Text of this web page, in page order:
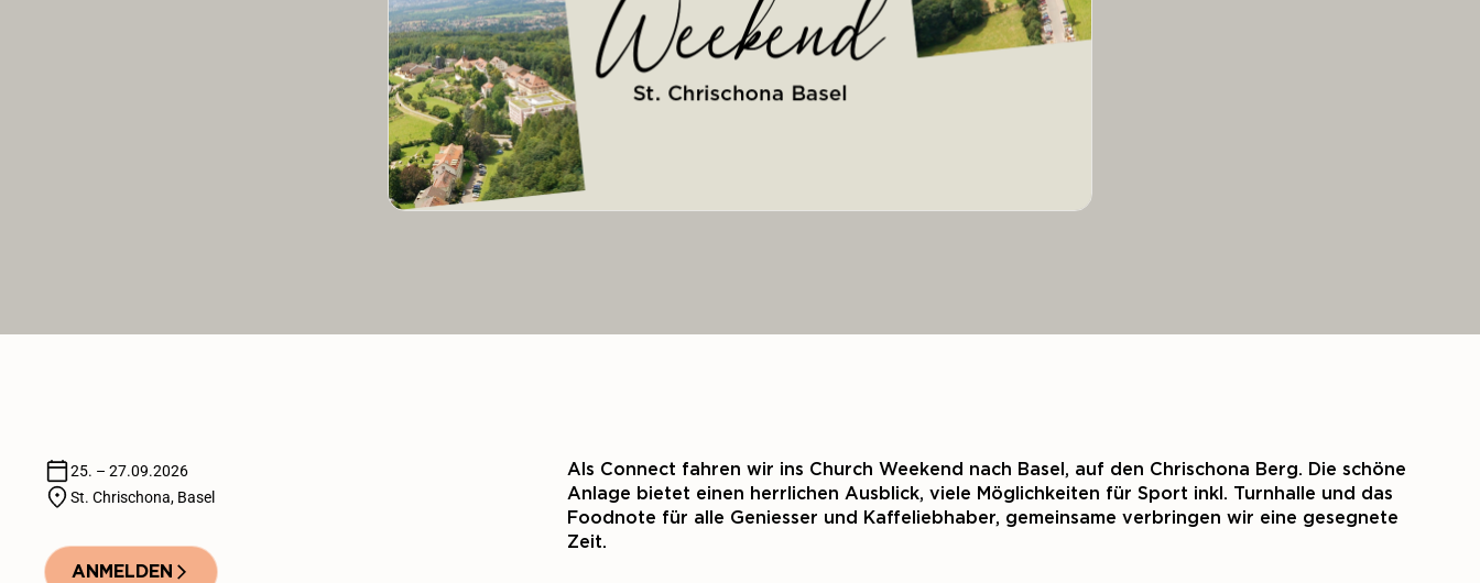
25. – 27.09.2026
St. Chrischona, Basel
ANMELDEN
Als Connect fahren wir ins Church Weekend nach Basel, auf den Chrischona Berg. Die schöne
Anlage bietet einen herrlichen Ausblick, viele Möglichkeiten für Sport inkl. Turnhalle und das
Foodnote für alle Geniesser und Kaffeliebhaber, gemeinsame verbringen wir eine gesegnete
Zeit.